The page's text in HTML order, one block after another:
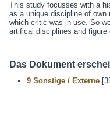
This study focusses with a
as a unique discipline of
which critic was in use. So
artifical disciplines and
Das Dokument
9 Sonstige / Externe